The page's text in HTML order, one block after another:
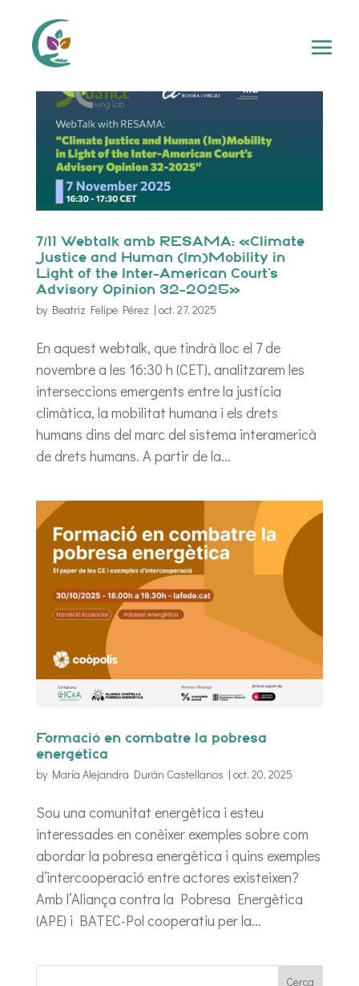
7/11 Webtalk amb RESAMA: «Climate
Justice and Human (Im)Mobility in
Light of the Inter-American Court’s
Advisory Opinion 32-2025»
by Beatriz Felipe Pérez | oct. 27, 2025
En aquest webtalk, que tindrà lloc el 7 de
novembre a les 16:30 h (CET), analitzarem les
interseccions emergents entre la justícia
climàtica, la mobilitat humana i els drets
humans dins del marc del sistema interamericà
de drets humans. A partir de la...
Formació en combatre la pobresa
energètica
by María Alejandra Durán Castellanos | oct. 20, 2025
Sou una comunitat energètica i esteu
interessades en conèixer exemples sobre com
abordar la pobresa energètica i quins exemples
d’intercooperació entre actores existeixen?
Amb l’Aliança contra la Pobresa Energètica
(APE) i BATEC-Pol cooperatiu per la...